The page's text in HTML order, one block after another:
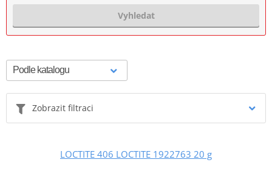
Vyhledat
Zobrazit filtraci
LOCTITE 406 LOCTITE 1922763 20 g